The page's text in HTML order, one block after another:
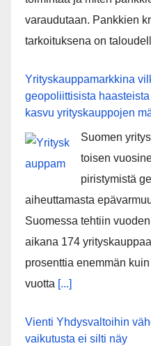
varaudutaan. Pankkien
tarkoituksena on
Yrityskauppamarkkina
geopoliittisista
kasvu yrityskauppojen
Suomen
toisen
piristymistä
aiheuttamasta
Suomessa tehtiin
aikana 174
prosenttia enemmän
vuotta [...]
Vienti Yhdysvaltoihin
vaikutusta ei silti näy